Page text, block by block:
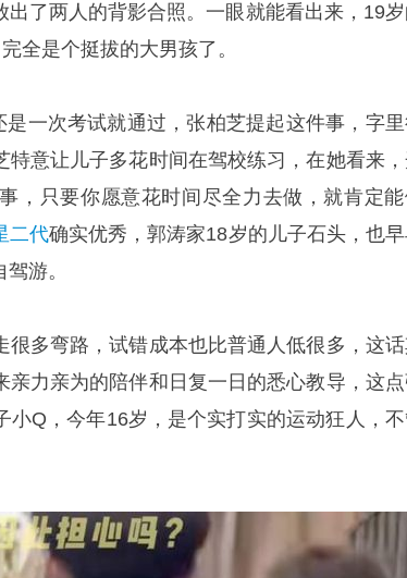
了两人的背影合照。一眼就能看出来，19
全是个挺拔的大男孩了。
一次考试就通过，张柏芝提起这件事，字
特意让儿子多花时间在驾校练习，在她看来
，只要你愿意花时间尽全力去做，就肯定
二代确实优秀，郭涛家18岁的儿子石头，也
游。
多弯路，试错成本也比普通人低很多，这
亲力亲为的陪伴和日复一日的悉心教导，这
小Q，今年16岁，是个实打实的运动狂人，